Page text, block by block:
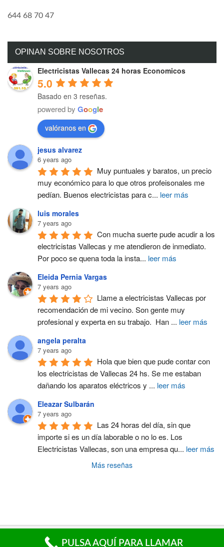
644 68 70 47
OPINAN SOBRE NOSOTROS
Electricistas Vallecas 24 horas Economicos
5.0
Basado en 3 reseñas.
powered by Google
valóranos en
jesus alvarez
6 years ago
Muy puntuales y baratos, un precio
muy económico para lo que otros profeisonales me
pedían. Buenos electricistas para c... leer más
luis morales
7 years ago
Con mucha suerte pude acudir a los
electricistas Vallecas y me atendieron de inmediato.
Por poco se quena toda la insta... leer más
Eleida Pernia Vargas
7 years ago
Llame a electricistas Vallecas por
recomendación de mi vecino. Son gente muy
profesional y experta en su trabajo.  Han ... leer más
angela peralta
7 years ago
Hola que bien que pude contar con
los electricistas de Vallecas 24 hs. Se me estaban
dañando los aparatos eléctricos y ... leer más
Eleazar Sulbarán
7 years ago
Las 24 horas del día, sin que
importe si es un día laborable o no lo es. Los
Electricistas Vallecas, son una empresa qu... leer más
Más reseñas
Aviso Legal | LSSI | Cookies | Privacidad
PULSA AQUÍ PARA LLAMAR